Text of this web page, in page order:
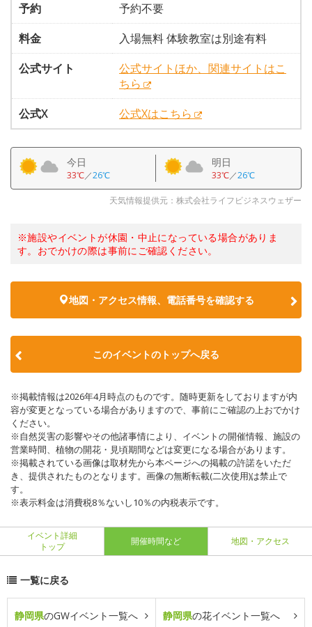
予約
予約不要
料金
入場無料 体験教室は別途有料
公式サイト
公式サイトほか、関連サイトはこ
ちら
公式X
公式Xはこちら
今日
33℃／26℃
明日
33℃／26℃
天気情報提供元：株式会社ライフビジネスウェザー
※施設やイベントが休園・中止になっている場合がありま
す。おでかけの際は事前にご確認ください。
地図・アクセス情報、電話番号を確認する
このイベントのトップへ戻る
※掲載情報は2026年4月時点のものです。随時更新をしておりますが内
容が変更となっている場合がありますので、事前にご確認の上おでかけ
ください。
※自然災害の影響やその他諸事情により、イベントの開催情報、施設の
営業時間、植物の開花・見頃期間などは変更になる場合があります。
※掲載されている画像は取材先から本ページへの掲載の許諾をいただ
き、提供されたものとなります。画像の無断転載(二次使用)は禁止で
す。
※表示料金は消費税8％ないし10％の内税表示です。
イベント詳細
トップ
開催時間など 地図・アクセス
一覧に戻る
静岡県のGWイベント一覧へ 静岡県の花イベント一覧へ